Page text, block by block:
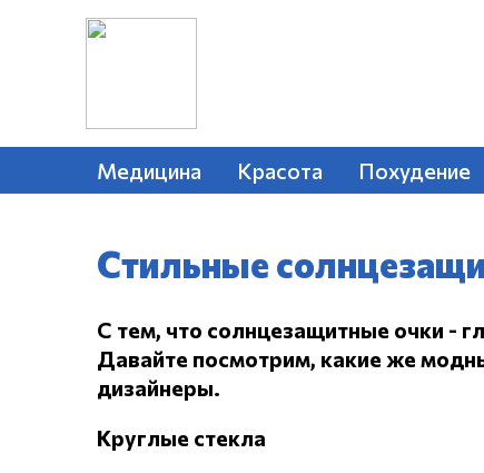
Медицина Красота Похудение
Стильные
С тем, что солнцезащитные очки -
Давайте посмотрим, какие же
дизайнеры.
Круглые стекла